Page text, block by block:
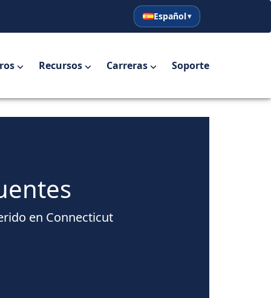
English
Español
Español
Recursos Carreras Soporte
en Connecticut